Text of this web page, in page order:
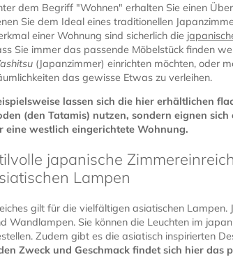
dem Begriff "Wohnen" erhalten Sie einen
Sie dem Ideal eines traditionellen
einer Wohnung sind sicherlich die
Sie immer das passende Möbelstück finden
(Japanzimmer) einrichten möchten, oder
das gewisse Etwas zu verleihen.
lassen sich die hier erhältlichen
(den Tatamis) nutzen, sondern eignen
eine westlich eingerichtete Wohnung.
japanische
Lampen
gilt für die vielfältigen asiatischen
Wandlampen. Sie können die Leuchten im
Zudem gibt es die asiatisch inspirierten
Zweck und Geschmack findet sich hier das